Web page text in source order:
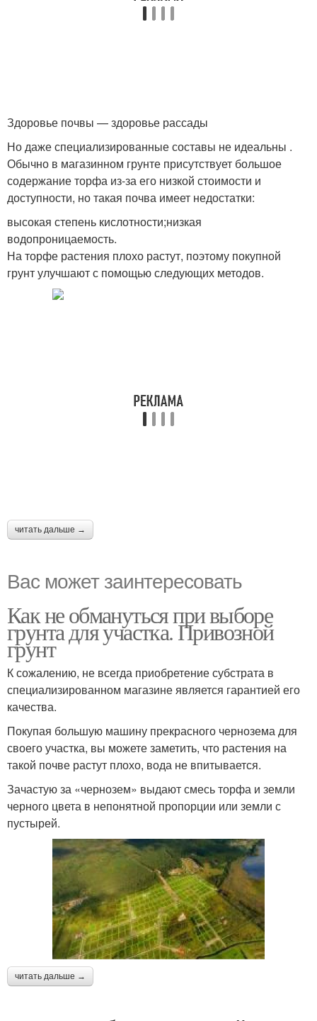
Здоровье почвы — здоровье рассады
Но даже специализированные составы не идеальны .
Обычно в магазинном грунте присутствует большое
содержание торфа из-за его низкой стоимости и
доступности, но такая почва имеет недостатки:
высокая степень кислотности;низкая
водопроницаемость.
На торфе растения плохо растут, поэтому покупной
грунт улучшают с помощью следующих методов.
читать дальше →
Вас может заинтересовать
Как не обмануться при выборе
грунта для участка. Привозной
грунт
К сожалению, не всегда приобретение субстрата в
специализированном магазине является гарантией его
качества.
Покупая большую машину прекрасного чернозема для
своего участка, вы можете заметить, что растения на
такой почве растут плохо, вода не впитывается.
Зачастую за «чернозем» выдают смесь торфа и земли
черного цвета в непонятной пропорции или земли с
пустырей.
читать дальше →